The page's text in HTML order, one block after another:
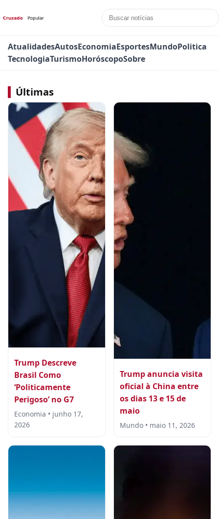
AtualidadesAutosEconomiaEsportesMundoPolitica
TecnologiaTurismoHoróscopoSobre
Últimas
Trump Descreve
Brasil Como
‘Politicamente
Perigoso’ no G7
Economia • junho 17,
2026
Trump anuncia visita
oficial à China entre
os dias 13 e 15 de
maio
Mundo • maio 11, 2026